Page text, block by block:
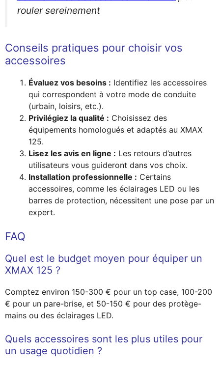
rouler sereinement
Conseils pratiques pour choisir vos
accessoires
Évaluez vos besoins : Identifiez les accessoires
qui correspondent à votre mode de conduite
(urbain, loisirs, etc.).
Privilégiez la qualité : Choisissez des
équipements homologués et adaptés au XMAX
125.
Lisez les avis en ligne : Les retours d’autres
utilisateurs vous guideront dans vos choix.
Installation professionnelle : Certains
accessoires, comme les éclairages LED ou les
barres de protection, nécessitent une pose par un
expert.
FAQ
Quel est le budget moyen pour équiper un
XMAX 125 ?
Comptez environ 150-300 € pour un top case, 100-200
€ pour un pare-brise, et 50-150 € pour des protège-
mains ou des éclairages LED.
Quels accessoires sont les plus utiles pour
un usage quotidien ?